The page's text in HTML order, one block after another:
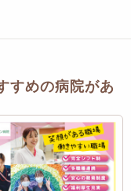
すめの病院があ